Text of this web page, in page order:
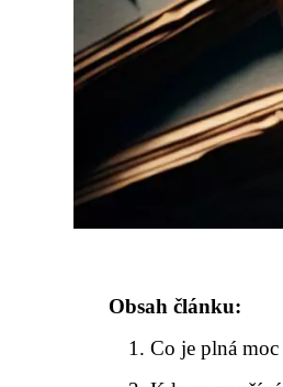
Obsah článku:
Co je plná moc